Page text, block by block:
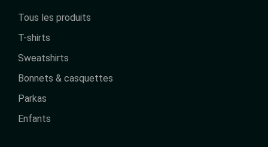
Tous les produits
T-shirts
Sweatshirts
Bonnets & casquettes
Parkas
Enfants